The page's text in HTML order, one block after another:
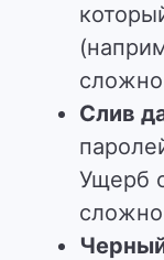
Слив
Ущерб